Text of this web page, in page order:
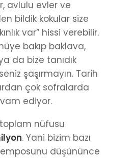
avlulu evler ve
bildik kokular size
var” hissi verebilir.
bakıp baklava,
da bize tanıdık
şaşırmayın. Tarih
çok sofralarda
ediyor.
toplam nüfusu
. Yani bizim bazı
düşününce